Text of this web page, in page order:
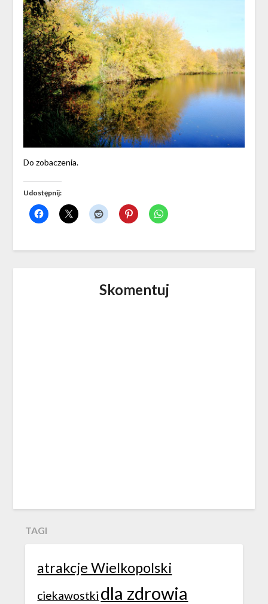
Do zobaczenia.
Udostępnij:
Skomentuj
TAGI
atrakcje Wielkopolski
ciekawostki dla zdrowia